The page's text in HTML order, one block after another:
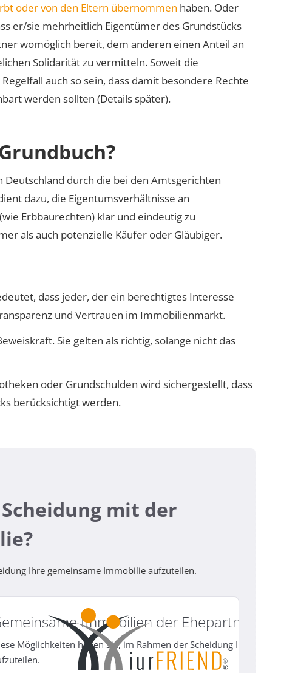
oder von den Eltern übernommen haben. Oder
er/sie mehrheitlich Eigentümer des Grundstücks
womöglich bereit, dem anderen einen Anteil an
Solidarität zu vermitteln. Soweit die
auch so sein, dass damit besondere Rechte
werden sollten (Details später).
Deutschland durch die bei den Amtsgerichten
dazu, die Eigentumsverhältnisse an
Erbbaurechten) klar und eindeutig zu
als auch potenzielle Käufer oder Gläubiger.
dass jeder, der ein berechtigtes Interesse
und Vertrauen im Immobilienmarkt.
Sie gelten als richtig, solange nicht das
oder Grundschulden wird sichergestellt, dass
berücksichtigt werden.
mit der
Ihre gemeinsame Immobilie aufzuteilen.
Immobilien der Ehepartner
Möglichkeiten haben Sie, im Rahmen der Scheidung Ihre